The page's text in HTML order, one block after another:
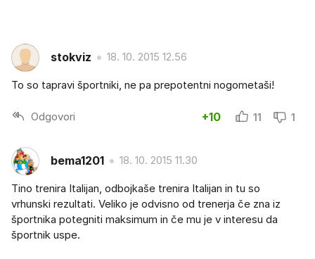
stokviz 18. 10. 2015 12.56
To so tapravi športniki, ne pa prepotentni nogometaši!
Odgovori +10 11 1
bema1201 18. 10. 2015 11.30
Tino trenira Italijan, odbojkaše trenira Italijan in tu so
vrhunski rezultati. Veliko je odvisno od trenerja če zna iz
športnika potegniti maksimum in če mu je v interesu da
športnik uspe.